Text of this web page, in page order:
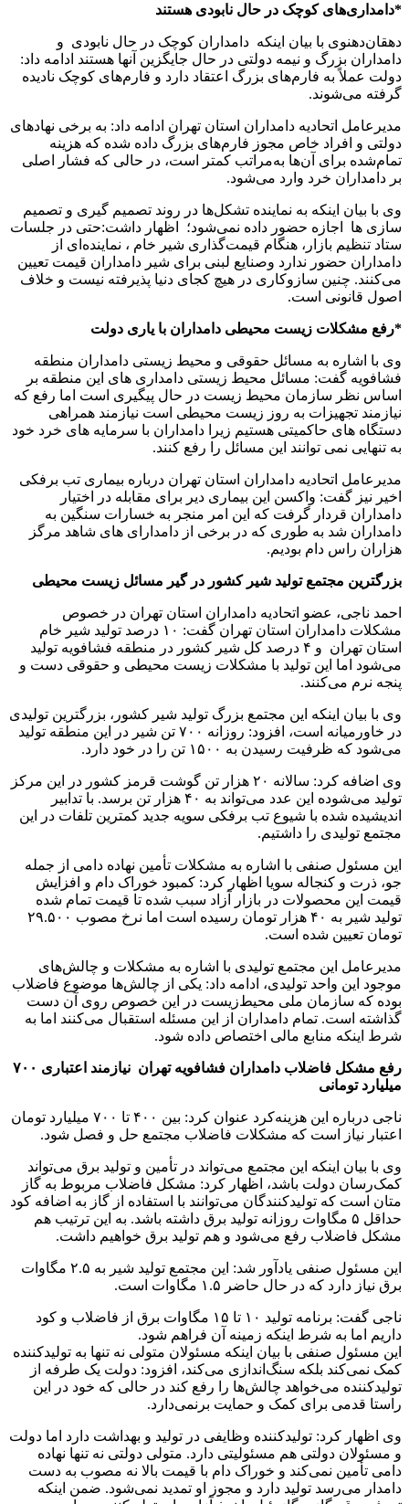
*دامداری‌های کوچک در حال نابودی هستند
دهقان‌دهنوی با بیان اینکه دامداران کوچک در حال نابودی و
دامداران بزرگ و نیمه دولتی در حال جایگزین آنها هستند ادامه داد:
دولت عملاً به فارم‌های بزرگ اعتقاد دارد و فارم‌های کوچک نادیده
گرفته می‌شوند.
مدیرعامل اتحادیه دامداران استان تهران ادامه داد: به برخی نهادهای
دولتی و افراد خاص مجوز فارم‌های بزرگ داده شده که هزینه
تمام‌شده برای آن‌ها به‌مراتب کمتر است، در حالی که فشار اصلی
بر دامداران خرد وارد می‌شود.
وی با بیان اینکه به نماینده تشکل‌ها در روند تصمیم گیری و تصمیم
سازی ها اجازه حضور داده نمی‌شود؛ اظهار داشت:حتی در جلسات
ستاد تنظیم بازار، هنگام قیمت‌گذاری شیر خام ، نماینده‌ای از
دامداران حضور ندارد وصنایع لبنی برای شیر دامداران قیمت تعیین
می‌کنند. چنین سازوکاری در هیچ کجای دنیا پذیرفته نیست و خلاف
اصول قانونی است.
*رفع مشکلات زیست محیطی دامداران با یاری دولت
وی با اشاره به مسائل حقوقی و محیط زیستی دامداران منطقه
فشافویه گفت: مسائل محیط زیستی دامداری های این منطقه بر
اساس نظر سازمان محیط زیست در حال پیگیری است اما رفع که
نیازمند تجهیزات به روز زیست محیطی است نیازمند همراهی
دستگاه های حاکمیتی هستیم زیرا دامداران با سرمایه های خرد خود
به تنهایی نمی توانند این مسائل را رفع کنند.
مدیرعامل اتحادیه دامداران استان تهران درباره بیماری تب برفکی
اخیر نیز گفت: واکسن این بیماری دیر برای مقابله در اختیار
دامداران قردار گرفت که این امر منجر به خسارات سنگین به
دامداران شد به طوری که در برخی از دامدارای های شاهد مرگز
هزاران راس دام بودیم.
بزرگترین مجتمع تولید شیر کشور در گیر مسائل زیست محیطی
احمد ناجی، عضو اتحادیه دامداران استان تهران در خصوص
مشکلات دامداران استان تهران گفت: ۱۰ درصد تولید شیر خام
استان تهران و ۴ درصد کل شیر کشور در منطقه فشافویه تولید
می‌شود اما این تولید با مشکلات زیست محیطی و حقوقی دست و
پنجه نرم می‌کنند.
وی با بیان اینکه این مجتمع بزرگ تولید شیر کشور، بزرگترین تولیدی
در خاورمیانه است، افزود: روزانه ۷۰۰ تن شیر در این منطقه تولید
می‌شود که ظرفیت رسیدن به ۱۵۰۰ تن را در خود دارد.
وی اضافه کرد: سالانه ۲۰ هزار تن گوشت قرمز کشور در این مرکز
تولید می‌شوده این عدد می‌تواند به ۴۰ هزار تن برسد. با تدابیر
اندیشیده شده با شیوع تب برفکی سویه جدید کمترین تلفات در این
مجتمع تولیدی را داشتیم.
این مسئول صنفی با اشاره به مشکلات تأمین نهاده دامی از جمله
جو، ذرت و کنجاله سویا اظهار کرد: کمبود خوراک دام و افزایش
قیمت این محصولات در بازار آزاد سبب شده تا قیمت تمام شده
تولید شیر به ۴۰ هزار تومان رسیده است اما نرخ مصوب ۲۹.۵۰۰
تومان تعیین شده است.
مدیرعامل این مجتمع تولیدی با اشاره به مشکلات و چالش‌های
موجود این واحد تولیدی، ادامه داد: یکی از چالش‌ها موضوع فاضلاب
بوده که سازمان ملی محیط‌زیست در این خصوص روی آن دست
گذاشته است. تمام دامداران از این مسئله استقبال می‌کنند اما به
شرط اینکه منابع مالی اختصاص داده شود.
رفع مشکل فاضلاب دامداران فشافویه تهران نیازمند اعتباری ۷۰۰
میلیارد تومانی
ناجی درباره این هزینه‌کرد عنوان کرد: بین ۴۰۰ تا ۷۰۰ میلیارد تومان
اعتبار نیاز است که مشکلات فاضلاب مجتمع حل و فصل شود.
وی با بیان اینکه این مجتمع می‌تواند در تأمین و تولید برق می‌تواند
کمک‌رسان دولت باشد، اظهار کرد: مشکل فاضلاب مربوط به گاز
متان است که تولیدکنندگان می‌توانند با استفاده از گاز به اضافه کود
حداقل ۵ مگاوات روزانه تولید برق داشته باشد. به این ترتیب هم
مشکل فاضلاب رفع می‌شود و هم تولید برق خواهیم داشت.
این مسئول صنفی یادآور شد: این مجتمع تولید شیر به ۲.۵ مگاوات
برق نیاز دارد که در حال حاضر ۱.۵ مگاوات است.
ناجی گفت: برنامه تولید ۱۰ تا ۱۵ مگاوات برق از فاضلاب و کود
داریم اما به شرط اینکه زمینه آن فراهم شود.
این مسئول صنفی با بیان اینکه مسئولان متولی نه تنها به تولیدکننده
کمک نمی‌کند بلکه سنگ‌اندازی می‌کند، افزود: دولت یک طرفه از
تولیدکننده می‌خواهد چالش‌ها را رفع کند در حالی که خود در این
راستا قدمی برای کمک و حمایت برنمی‌دارد.
وی اظهار کرد: تولیدکننده وظایفی در تولید و بهداشت دارد اما دولت
و مسئولان دولتی هم مسئولیتی دارد. متولی دولتی نه تنها نهاده
دامی تأمین نمی‌کند و خوراک دام با قیمت بالا نه مصوب به دست
دامدار می‌رسد تولید دارد و مجوز او تمدید نمی‌شود. ضمن اینکه